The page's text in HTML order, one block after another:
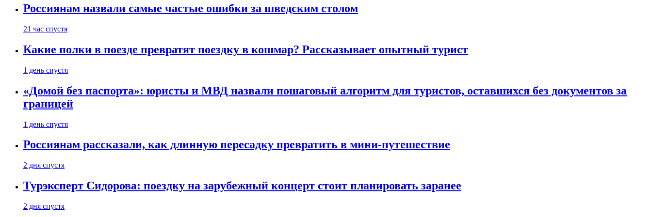
Россиянам назвали самые частые ошибки за шведским столом
21 час спустя
Какие полки в поезде превратят поездку в кошмар? Рассказывает опытный турист
1 день спустя
«Домой без паспорта»: юристы и МВД назвали пошаговый алгоритм для туристов, оставшихся без документов за
границей
1 день спустя
Россиянам рассказали, как длинную пересадку превратить в мини-путешествие
2 дня спустя
Турэксперт Сидорова: поездку на зарубежный концерт стоит планировать заранее
2 дня спустя